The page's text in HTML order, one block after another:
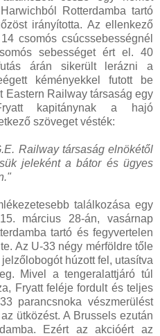
Rotterdamba tartó
irányította. Az ellenkező
csomós csúcssebességnél
sebességet ért el. 40
árán sikerült lerázni a
kéményekkel futott be
Eastern Railway társaság egy
kapitánynak a hajó
szöveget vésték:
Railway társaság elnökétől
jeleként a bátor és ügyes
találkozása egy
március 28-án, vasárnap
tartó és fegyvertelen
Az U-33 négy mérföldre tőle
húzott fel, utasítva
Mivel a tengeralattjáró túl
Fryatt feléje fordult és teljes
parancsnoka vészmerülést
ütközést. A Brussels ezután
Ezért az akcióért az